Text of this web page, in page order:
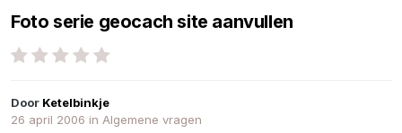
Foto serie geocach site aanvullen
Door Ketelbinkje
26 april 2006 in Algemene vragen